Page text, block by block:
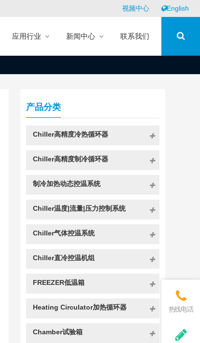
视频中心 English
应用行业 新闻中心 联系我们
产品分类
Chiller高精度冷热循环器
Chiller高精度制冷循环器
制冷加热动态控温系统
Chiller温度|流量|压力控制系统
Chiller气体控温系统
Chiller直冷控温机组
FREEZER低温箱
Heating Circulator加热循环器
Chamber试验箱
热线电话